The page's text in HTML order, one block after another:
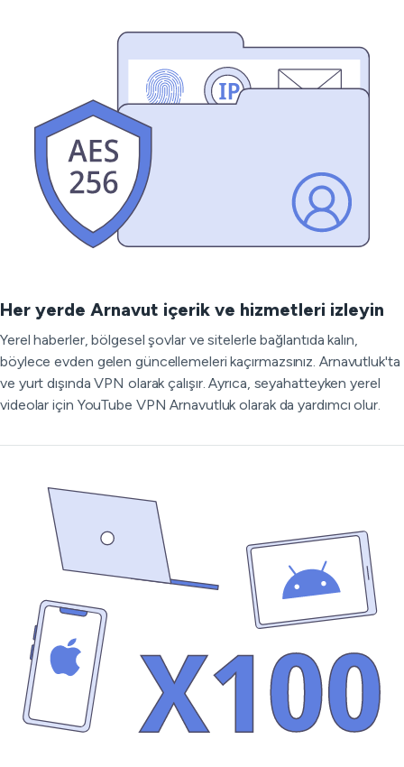
Her yerde Arnavut içerik ve hizmetleri izleyin
Yerel haberler, bölgesel şovlar ve sitelerle bağlantıda kalın,
böylece evden gelen güncellemeleri kaçırmazsınız. Arnavutluk'ta
ve yurt dışında VPN olarak çalışır. Ayrıca, seyahatteyken yerel
videolar için YouTube VPN Arnavutluk olarak da yardımcı olur.